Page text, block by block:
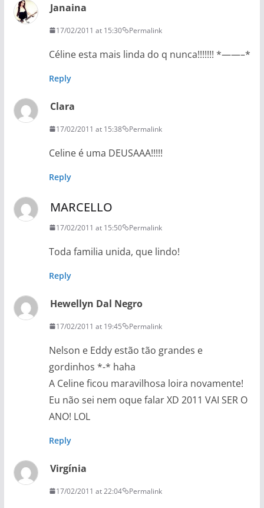
Janaina
17/02/2011 at 15:30 Permalink
Céline esta mais linda do q nunca!!!!!!! *——–*
Reply
Clara
17/02/2011 at 15:38 Permalink
Celine é uma DEUSAAA!!!!!
Reply
MARCELLO
17/02/2011 at 15:50 Permalink
Toda familia unida, que lindo!
Reply
Hewellyn Dal Negro
17/02/2011 at 19:45 Permalink
Nelson e Eddy estão tão grandes e
gordinhos *-* haha
A Celine ficou maravilhosa loira novamente!
Eu não sei nem oque falar XD 2011 VAI SER O
ANO! LOL
Reply
Virgínia
17/02/2011 at 22:04 Permalink